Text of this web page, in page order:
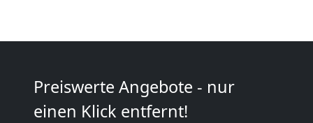
Preiswerte Angebote - nur
einen Klick entfernt!
Umzug